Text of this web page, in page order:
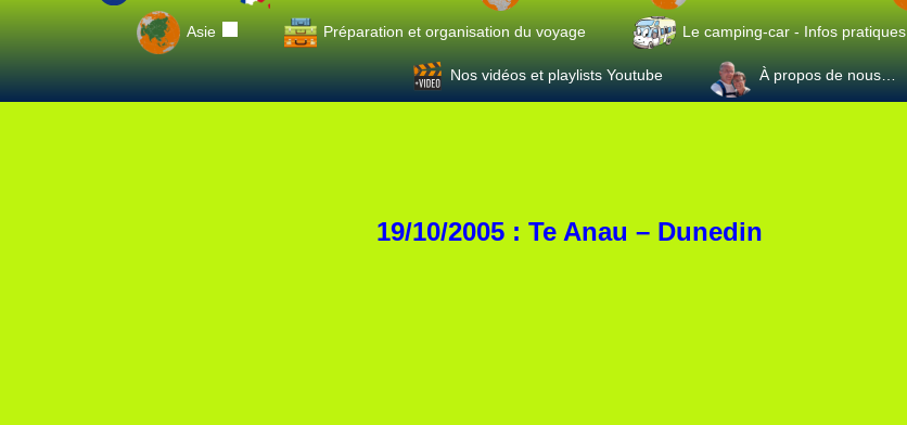
Asie Préparation et organisation du voyage Le camping-car - Infos pratiques
Nos vidéos et playlists Youtube À propos de nous…
19/10/2005 : Te Anau – Dunedin